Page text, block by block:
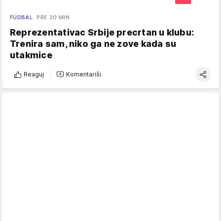
FUDBAL PRE 20 MIN
Reprezentativac Srbije precrtan u klubu:
Trenira sam, niko ga ne zove kada su
utakmice
Reaguj Komentariši